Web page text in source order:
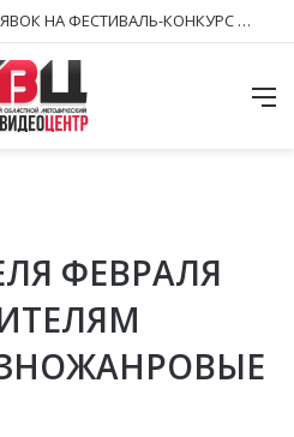
ЗАВЕРШИЛСЯ ПРИЁМ ЗАЯВОК НА ФЕСТИВАЛЬ-КОНКУРС «КИНОВЕРТИКАЛЬ 2026»
ФЕВРАЛЯ